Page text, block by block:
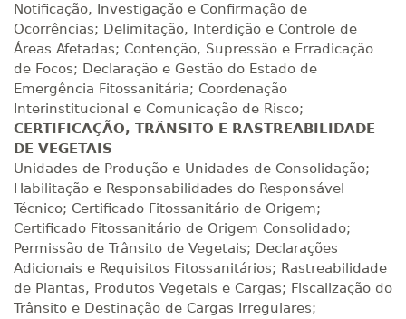
Notificação, Investigação e Confirmação de
Ocorrências; Delimitação, Interdição e Controle de
Áreas Afetadas; Contenção, Supressão e Erradicação
de Focos; Declaração e Gestão do Estado de
Emergência Fitossanitária; Coordenação
Interinstitucional e Comunicação de Risco;
CERTIFICAÇÃO, TRÂNSITO E RASTREABILIDADE
DE VEGETAIS
Unidades de Produção e Unidades de Consolidação;
Habilitação e Responsabilidades do Responsável
Técnico; Certificado Fitossanitário de Origem;
Certificado Fitossanitário de Origem Consolidado;
Permissão de Trânsito de Vegetais; Declarações
Adicionais e Requisitos Fitossanitários; Rastreabilidade
de Plantas, Produtos Vegetais e Cargas; Fiscalização do
Trânsito e Destinação de Cargas Irregulares;